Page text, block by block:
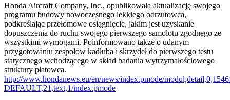
Honda Aircraft Company, Inc., opublikowała aktualizację swojego
programu budowy nowoczesnego lekkiego odrzutowca,
podkreślając przełomowe osiągnięcie, jakim jest uzyskanie
dopuszczenia do ruchu swojego pierwszego samolotu zgodnego ze
wszystkimi wymogami. Poinformowano także o udanym
przygotowaniu zespołów kadłuba i skrzydeł do pierwszego testu
statycznego wchodzącego w skład badania wytrzymałościowego
struktury płatowca.
http://www.hondanews.eu/en/news/index.pmode/
DEFAULT,21,text,1/index.pmode